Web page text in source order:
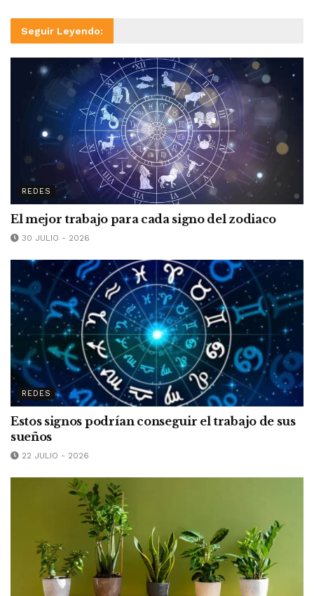
Seguir Leyendo:
REDES
El mejor trabajo para cada signo del zodiaco
30 JULIO - 2026
REDES
Estos signos podrían conseguir el trabajo de sus
sueños
22 JULIO - 2026